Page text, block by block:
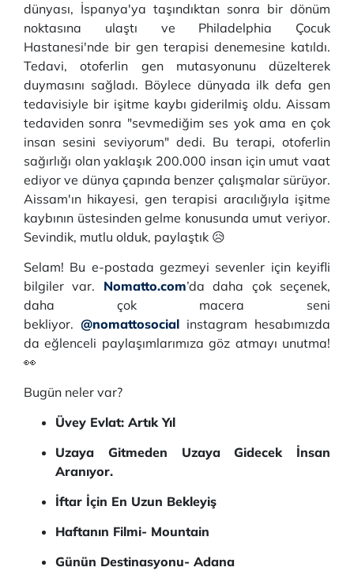
dünyası, İspanya'ya taşındıktan sonra bir dönüm
noktasına ulaştı ve Philadelphia Çocuk
Hastanesi'nde bir gen terapisi denemesine katıldı.
Tedavi, otoferlin gen mutasyonunu düzelterek
duymasını sağladı. Böylece dünyada ilk defa gen
tedavisiyle bir işitme kaybı giderilmiş oldu. Aissam
tedaviden sonra "sevmediğim ses yok ama en çok
insan sesini seviyorum" dedi. Bu terapi, otoferlin
sağırlığı olan yaklaşık 200.000 insan için umut vaat
ediyor ve dünya çapında benzer çalışmalar sürüyor.
Aissam'ın hikayesi, gen terapisi aracılığıyla işitme
kaybının üstesinden gelme konusunda umut veriyor.
Sevindik, mutlu olduk, paylaştık 😥
Selam! Bu e-postada gezmeyi sevenler için keyifli
bilgiler var. Nomatto.com’da daha çok seçenek,
daha çok macera seni
bekliyor. @nomattosocial instagram hesabımızda
da eğlenceli paylaşımlarımıza göz atmayı unutma!
👀
Bugün neler var?
Üvey Evlat: Artık Yıl
Uzaya Gitmeden Uzaya Gidecek İnsan
Aranıyor.
İftar İçin En Uzun Bekleyiş
Haftanın Filmi- Mountain
Günün Destinasyonu- Adana